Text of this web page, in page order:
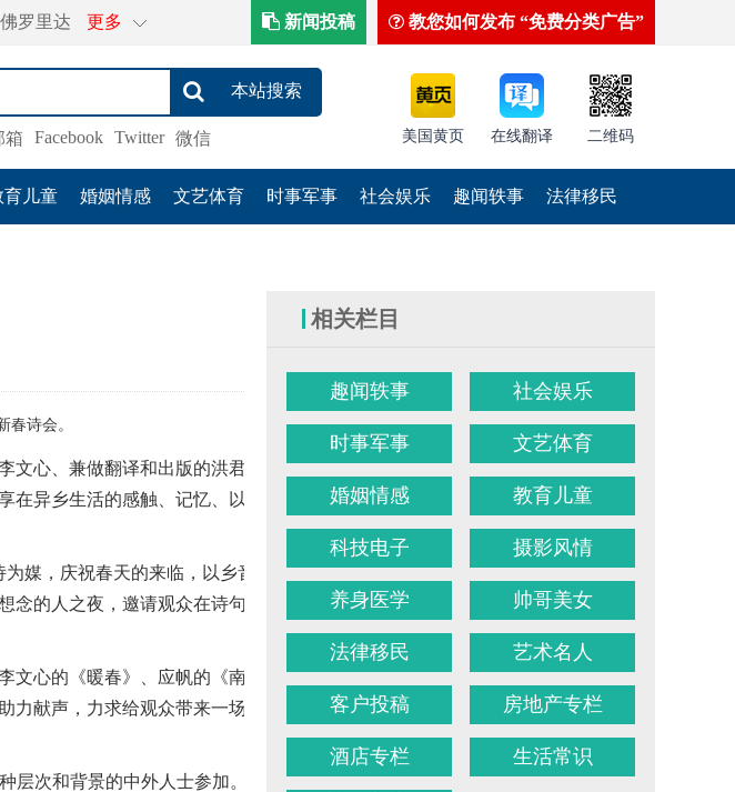
佛罗里达 更多 教您如何发布 “免费分类广告”
新闻投稿
箱 Facebook Twitter 微信 美国黄页 在线翻译 二维码
育儿童 婚姻情感 文艺体育 时事军事 社会娱乐 趣闻轶事 法律移民
春诗会。
文心、兼做翻译和出版的洪君植、青年艺
异乡生活的感触、记忆、以及诗歌写
媒，庆祝春天的来临，以乡音乡情抚慰长
念的人之夜，邀请观众在诗句之间，找到
文心的《暖春》、应帆的《南京一夜》、
力献声，力求给观众带来一场高质量的中
层次和背景的中外人士参加。民众可前往
相关栏目
趣闻轶事 社会娱乐
时事军事 文艺体育
婚姻情感 教育儿童
科技电子 摄影风情
养身医学 帅哥美女
法律移民 艺术名人
客户投稿 房地产专栏
酒店专栏 生活常识